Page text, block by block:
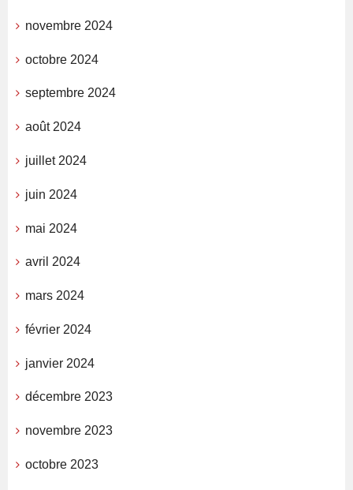
novembre 2024
octobre 2024
septembre 2024
août 2024
juillet 2024
juin 2024
mai 2024
avril 2024
mars 2024
février 2024
janvier 2024
décembre 2023
novembre 2023
octobre 2023